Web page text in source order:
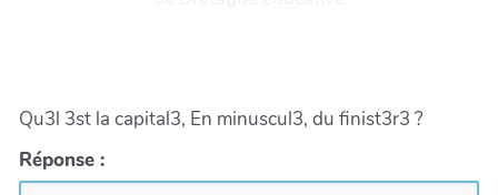
Qu3l 3st la capital3, En minuscul3, du finist3r3 ?
Réponse :